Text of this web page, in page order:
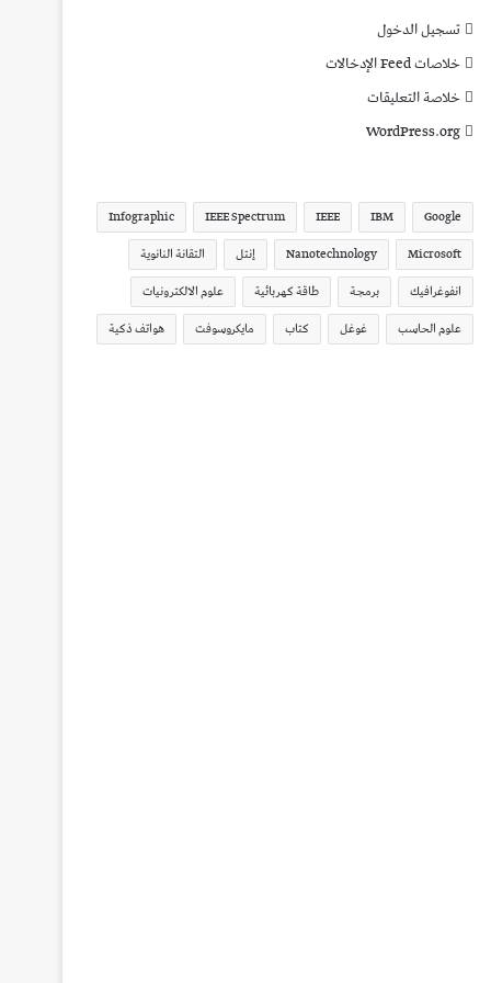
تسجيل الدخول
خلاصات Feed الإدخالات
خلاصة التعليقات
WordPress.org
Google
IBM
IEEE
IEEE Spectrum
Infographic
Microsoft
Nanotechnology إنتل
التقانة النانوية
انفوغرافيك
برمجة طاقة كهربائية
علوم الالكترونيات
علوم الحاسب
غوغل كتاب مايكروسوفت هواتف ذكية